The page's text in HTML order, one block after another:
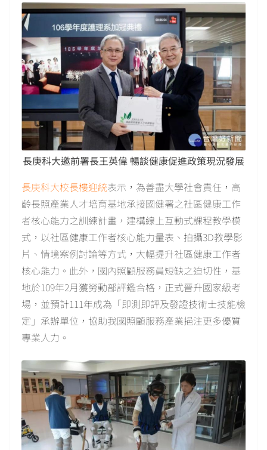
長庚科大邀前署長王英偉 暢談健康促進政策現況發展
長庚科大校長樓迎統表示，為善盡大學社會責任，高
齡長照產業人才培育基地承接國健署之社區健康工作
者核心能力之訓練計畫，建構線上互動式課程教學模
式，以社區健康工作者核心能力量表、拍攝3D教學影
片、情境案例討論等方式，大幅提升社區健康工作者
核心能力。此外，國內照顧服務員短缺之迫切性，基
地於109年2月獲勞動部評鑑合格，正式晉升國家級考
場，並預計111年成為「即測即評及發證技術士技能檢
定」承辦單位，協助我國照顧服務產業挹注更多優質
專業人力。